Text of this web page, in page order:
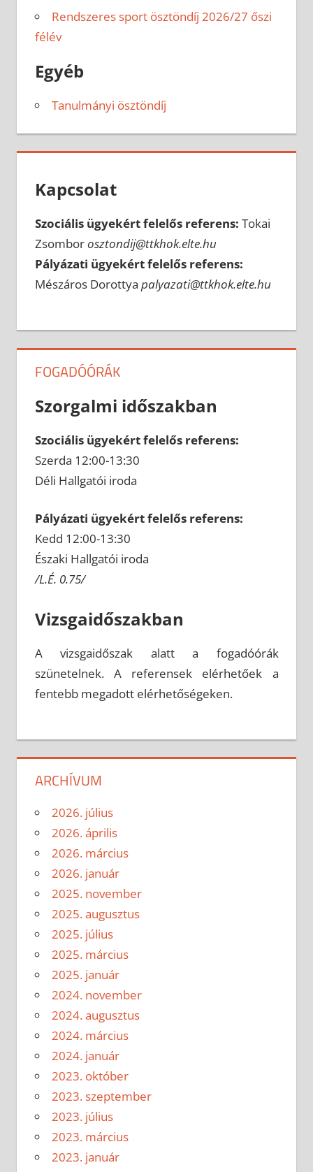
Rendszeres sport ösztöndíj 2026/27 őszi
félév
Egyéb
Tanulmányi ösztöndíj
Kapcsolat
Szociális ügyekért felelős referens: Tokai
Zsomborosztondij@ttkhok.elte.hu
Pályázati ügyekért felelős referens:
Mészáros Dorottya palyazati@ttkhok.elte.hu
FOGADÓÓRÁK
Szorgalmi időszakban
Szociális ügyekért felelős referens:
Szerda 12:00-13:30
Déli Hallgatói iroda
Pályázati ügyekért felelős referens:
Kedd 12:00-13:30
Északi Hallgatói iroda
/L.É. 0.75/
Vizsgaidőszakban
A vizsgaidőszak alatt a fogadóórák
szünetelnek. A referensek elérhetőek a
fentebb megadott elérhetőségeken.
ARCHÍVUM
2026. július
2026. április
2026. március
2026. január
2025. november
2025. augusztus
2025. július
2025. március
2025. január
2024. november
2024. augusztus
2024. március
2024. január
2023. október
2023. szeptember
2023. július
2023. március
2023. január